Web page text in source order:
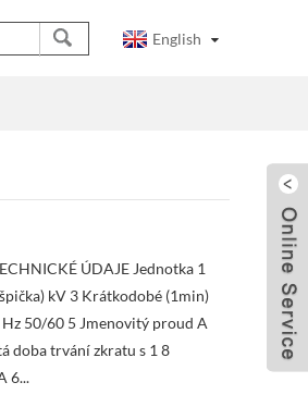
English
ÚDAJE Jednotka 1
kV 3 Krátkodobé (1min)
50/60 5 Jmenovitý proud A
doba trvání zkratu s 1 8
6...